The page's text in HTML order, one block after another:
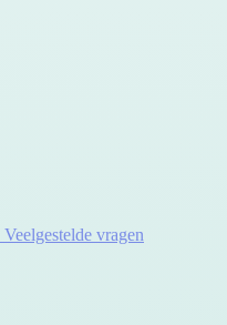
Veelgestelde vragen